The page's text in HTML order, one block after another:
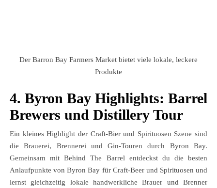
Der Barron Bay Farmers Market bietet viele lokale, leckere
Produkte
4. Byron Bay Highlights: Barrel
Brewers und Distillery Tour
Ein kleines Highlight der Craft-Bier und Spirituosen Szene sind
die Brauerei, Brennerei und Gin-Touren durch Byron Bay.
Gemeinsam mit Behind The Barrel entdeckst du die besten
Anlaufpunkte von Byron Bay für Craft-Beer und Spirituosen und
lernst gleichzeitig lokale handwerkliche Brauer und Brenner